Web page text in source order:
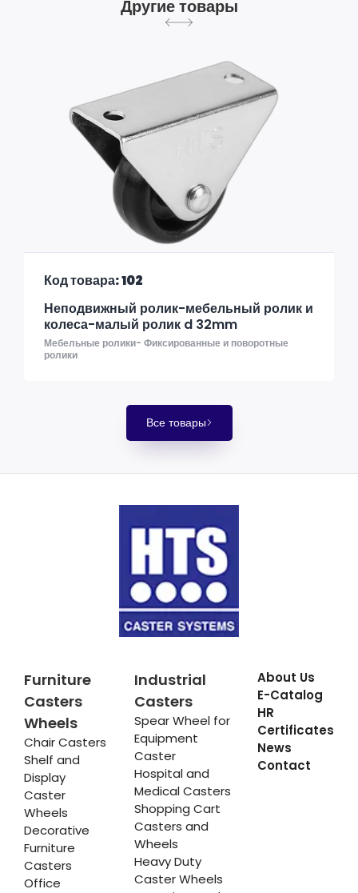
Другие товары
Код товара: 102
Неподвижный ролик-мебельный ролик и
колеса-малый ролик d 32mm
Мебельные ролики- Фиксированные и поворотные
ролики
Все товары
Furniture
Casters
Wheels
Chair Casters
Shelf and
Display
Caster
Wheels
Decorative
Furniture
Casters
Office
Industrial
Casters
Spear Wheel for
Equipment
Caster
Hospital and
Medical Casters
Shopping Cart
Casters and
Wheels
Heavy Duty
Caster Wheels
About Us
E-Catalog
HR
Certificates
News
Contact